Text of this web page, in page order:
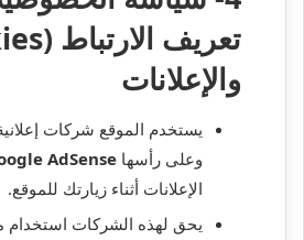
والإعلانات
يستخدم الموقع شركات
وعلى رأسها AdSense
الإعلانات أثناء زيارتك للموقع.
يحق لهذه الشركات استخدام